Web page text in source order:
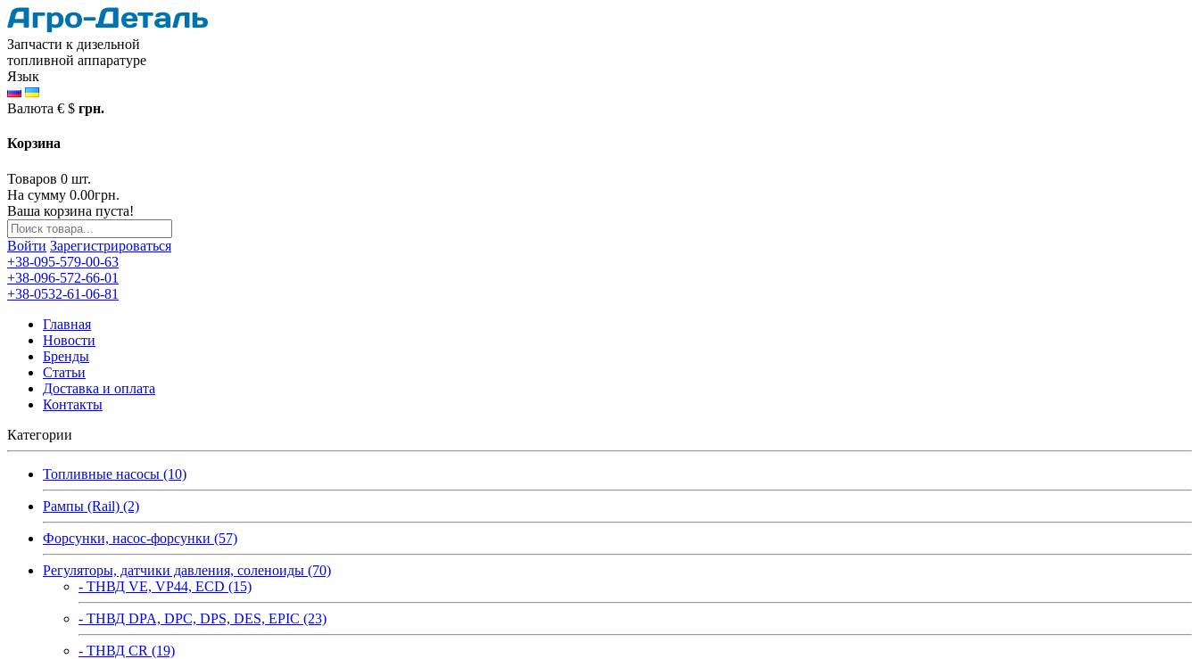
Запчасти к дизельной
топливной аппаратуре
Язык
Валюта € $ грн.
Корзина
Товаров 0 шт.
На сумму 0.00грн.
Ваша корзина пуста!
Войти Зарегистрироваться
+38-095-579-00-63
+38-096-572-66-01
+38-0532-61-06-81
Главная
Новости
Бренды
Статьи
Доставка и оплата
Контакты
Категории
Топливные насосы (10)
Рампы (Rail) (2)
Форсунки, насос-форсунки (57)
Регуляторы, датчики давления, соленоиды (70)
- ТНВД VE, VP44, ECD (15)
- ТНВД DPA, DPC, DPS, DES, EPIC (23)
- ТНВД CR (19)